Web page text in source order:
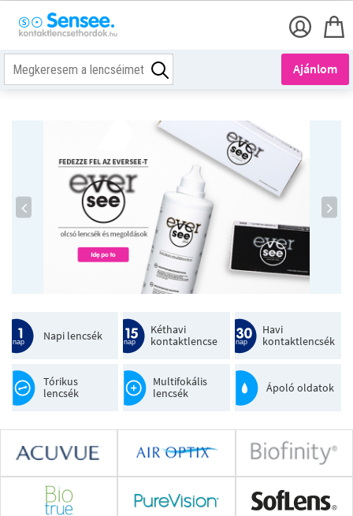
Ajánlom
nap Napi lencsék nap
Kéthavi
kontaktlencse
nap
Havi
kontaktlencsék
Tórikus
lencsék
Multifokális
lencsék
Ápoló oldatok